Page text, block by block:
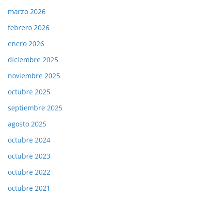
marzo 2026
febrero 2026
enero 2026
diciembre 2025
noviembre 2025
octubre 2025
septiembre 2025
agosto 2025
octubre 2024
octubre 2023
octubre 2022
octubre 2021